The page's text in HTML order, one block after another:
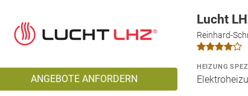
ANGEBOTE ANFORDERN
Lucht
Reinhard-
HEIZUNG